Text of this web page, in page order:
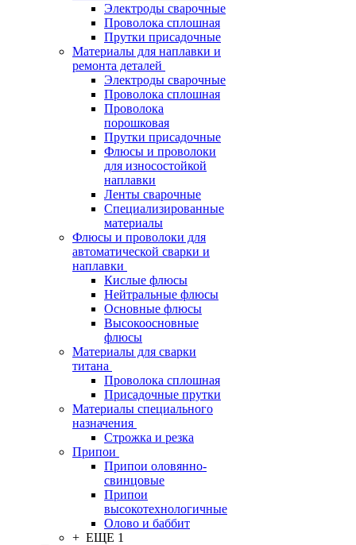
Электроды сварочные
Проволока сплошная
Прутки присадочные
Материалы для наплавки и
ремонта деталей
Электроды сварочные
Проволока сплошная
Проволока
порошковая
Прутки присадочные
Флюсы и проволоки
для износостойкой
наплавки
Ленты сварочные
Специализированные
материалы
Флюсы и проволоки для
автоматической сварки и
наплавки
Кислые флюсы
Нейтральные флюсы
Основные флюсы
Высокоосновные
флюсы
Материалы для сварки
титана
Проволока сплошная
Присадочные прутки
Материалы специального
назначения
Строжка и резка
Припои
Припои оловянно-
свинцовые
Припои
высокотехнологичные
Олово и баббит
+ ЕЩЕ 1